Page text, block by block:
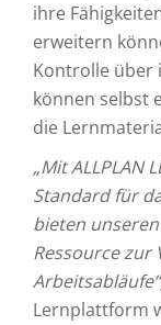
ihre
erweitern
Kontrolle über
können selbst
die
„Mit ALLPLAN
Standard für
bieten
Ressource zur
Lernplattform